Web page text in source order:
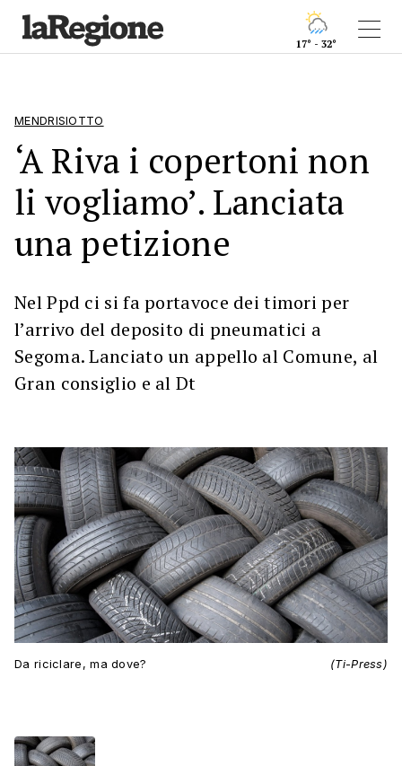
17° - 32°
MENDRISIOTTO
‘A Riva i copertoni non
li vogliamo’. Lanciata
una petizione
Nel Ppd ci si fa portavoce dei timori per
l’arrivo del deposito di pneumatici a
Segoma. Lanciato un appello al Comune, al
Gran consiglio e al Dt
Da riciclare, ma dove? (Ti-Press)